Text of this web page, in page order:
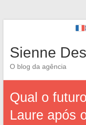
Sienne
O blog da agência
Qual o
Laure após